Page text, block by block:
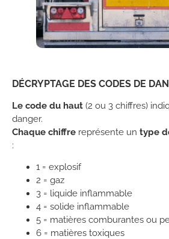
DÉCRYPTAGE DES CODES DE
Le code du haut (2 ou 3 chiffres)
danger.
Chaque chiffre représente un type
:
1 = explosif
2 = gaz
3 = liquide inflammable
4 = solide inflammable
5 = matières comburantes ou
6 = matières toxiques